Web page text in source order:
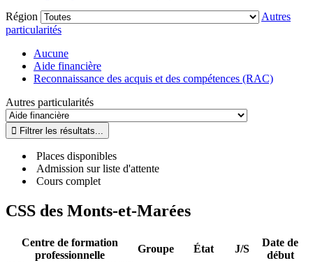
Région
Autres
particularités
Aucune
Aide financière
Reconnaissance des acquis et des compétences (RAC)
Autres particularités
Places disponibles
Admission sur liste d'attente
Cours complet
CSS des Monts-et-Marées
Centre de formation
professionnelle
Groupe État J/S
Date de
début